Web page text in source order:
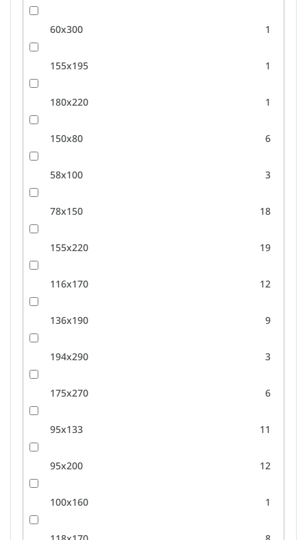
60x300 1
155x195 1
180x220 1
150x80 6
58x100 3
78x150 18
155x220 19
116x170 12
136x190 9
194x290 3
175x270 6
95x133 11
95x200 12
100x160 1